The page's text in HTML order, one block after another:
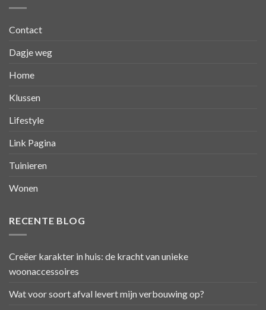
Contact
Dagje weg
Home
Klussen
Lifestyle
Link Pagina
Tuinieren
Wonen
RECENTE BLOG
Creëer karakter in huis: de kracht van unieke
woonaccessoires
Wat voor soort afval levert mijn verbouwing op?